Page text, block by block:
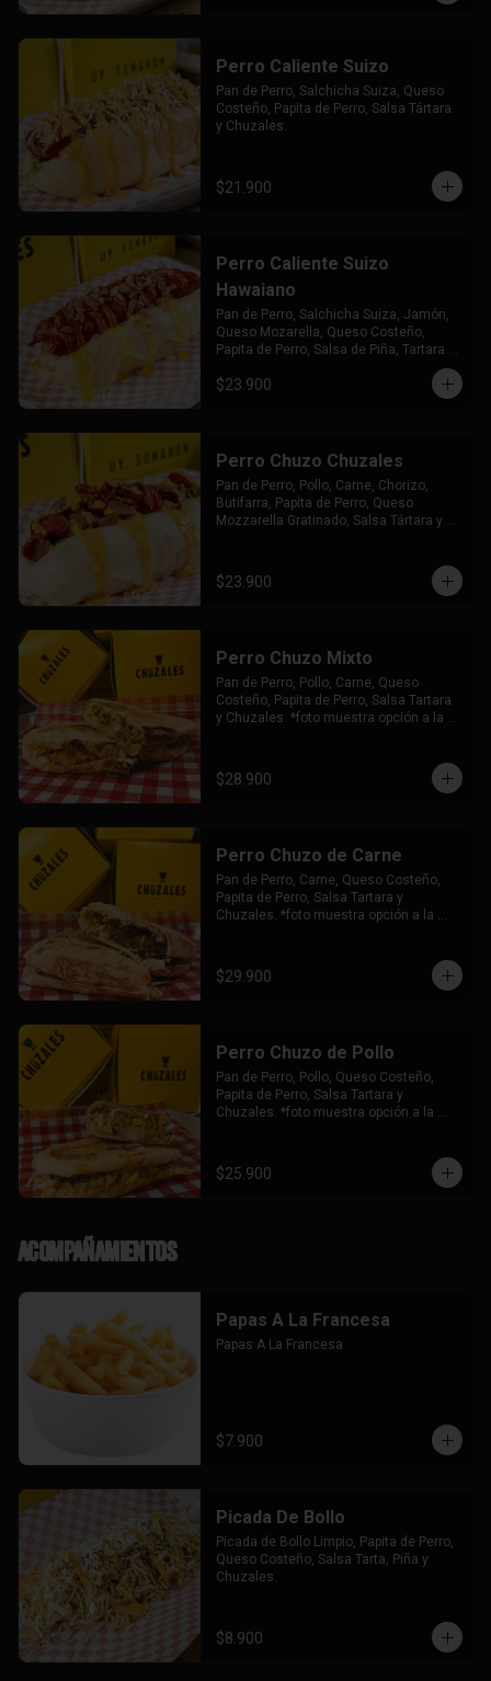
Perro Caliente Suizo
Pan de Perro, Salchicha Suiza, Queso
Costeño, Papita de Perro, Salsa Tártara
y Chuzales.
$21.900
Perro Caliente Suizo
Hawaiano
Pan de Perro, Salchicha Suiza, Jamón,
Queso Mozarella, Queso Costeño,
Papita de Perro, Salsa de Piña, Tartara y
$23.900
Perro Chuzo Chuzales
Pan de Perro, Pollo, Carne, Chorizo,
Butifarra, Papita de Perro, Queso
Mozzarella Gratinado, Salsa Tártara y
$23.900
Perro Chuzo Mixto
Pan de Perro, Pollo, Carne, Queso
Costeño, Papita de Perro, Salsa Tartara
y Chuzales. *foto muestra opción a la
$28.900
Perro Chuzo de Carne
Pan de Perro, Carne, Queso Costeño,
Papita de Perro, Salsa Tartara y
Chuzales. *foto muestra opción a la
$29.900
Perro Chuzo de Pollo
Pan de Perro, Pollo, Queso Costeño,
Papita de Perro, Salsa Tartara y
Chuzales. *foto muestra opción a la
$25.900
Acompañamientos
Papas A La Francesa
Papas A La Francesa
$7.900
Picada De Bollo
Picada de Bollo Limpio, Papita de Perro,
Queso Costeño, Salsa Tarta, Piña y
Chuzales.
$8.900